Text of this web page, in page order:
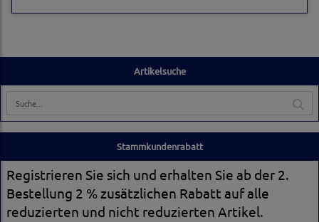
Artikelsuche
Stammkundenrabatt
Registrieren Sie sich und erhalten Sie ab der 2.
Bestellung 2 % zusätzlichen Rabatt auf alle
reduzierten und nicht reduzierten Artikel.